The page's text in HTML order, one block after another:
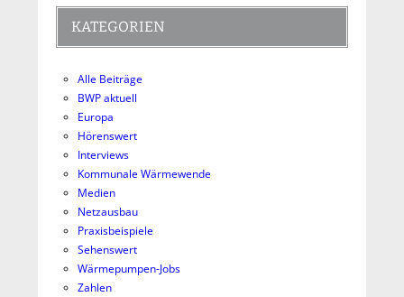
KATEGORIEN
Alle Beiträge
BWP aktuell
Europa
Hörenswert
Interviews
Kommunale Wärmewende
Medien
Netzausbau
Praxisbeispiele
Sehenswert
Wärmepumpen-Jobs
Zahlen